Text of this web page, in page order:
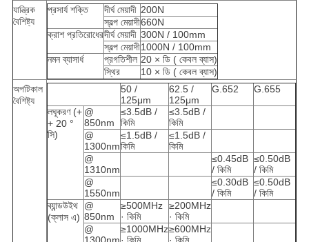
যান্ত্রিক
বৈশিষ্ট্য
প্রসার্য শক্তি দীর্ঘ মেয়াদী 200N
স্বল্প মেয়াদী660N
ক্রাশ প্রতিরোধেরদীর্ঘ মেয়াদী 300N / 100mm
স্বল্প মেয়াদী1000N / 100mm
নমন ব্যাসার্ধ
প্রগতিশীল 20 × ডি ( কেবল ব্যাস)
স্থির
10 × ডি ( কেবল ব্যাস)
অপটিকাল
বৈশিষ্ট্য
50 /
125μm
62.5 /
125μm
G.652 G.655
লঘূকরণ (+
+ 20 °
সি)
@
850nm
≤3.5dB /
কিমি
≤3.5dB /
কিমি
@
1300nm
≤1.5dB /
কিমি
≤1.5dB /
কিমি
@
1310nm
≤0.45dB
/ কিমি
≤0.50dB
/ কিমি
@
1550nm
≤0.30dB
/ কিমি
≤0.50dB
/ কিমি
ব্যান্ডউইথ
(ক্লাস এ)
@
850nm
≥500MHz
· কিমি
≥200MHz
· কিমি
@
≥1000MHz≥600MHz